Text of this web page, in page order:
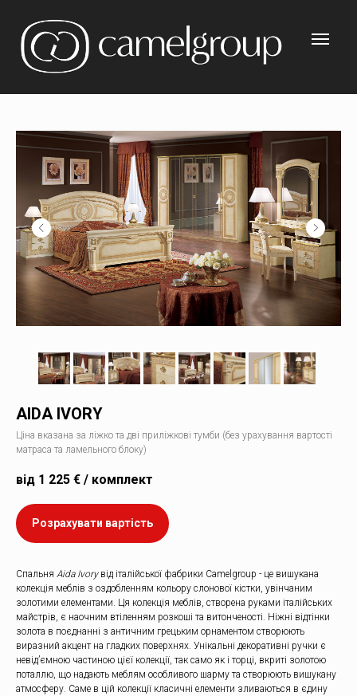
AIDA IVORY
Ціна вказана за ліжко та дві приліжкові тумби (без урахування вартості
матраса та ламельного блоку)
від 1 225 € / комплект
Розрахувати вартість
Спальня Aida Ivoryвід італійської фабрики Camelgroup - це вишукана
колекція меблів з оздобленням кольору слонової кістки, увінчаним
золотими елементами. Ця колекція меблів, створена руками італійських
майстрів, є наочним втіленням розкоші та витонченості. Ніжні відтінки
золота в поєднанні з античним грецьким орнаментом створюють
виразний акцент на гладких поверхнях. Унікальні декоративні ручки є
невід’ємною частиною цієї колекції, так само як і торці, вкриті золотою
поталлю, що надають меблям особливого шарму та створюють вишукану
атмосферу. Саме в цій колекції класичні елементи зливаються в єдину